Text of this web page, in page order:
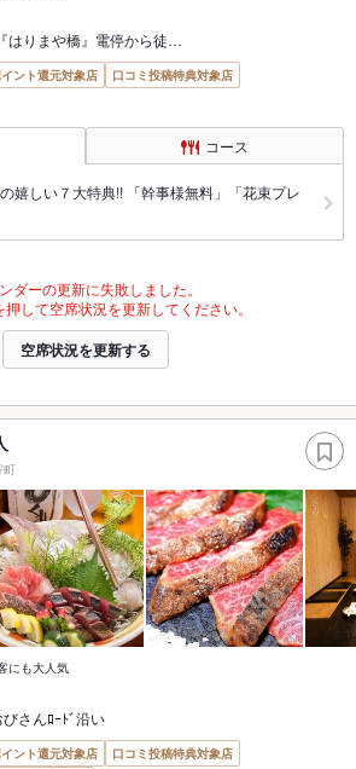
はりまや橋』電停から徒…
ント還元対象店
口コミ投稿特典対象店
コース
しい７大特典!! 「幹事様無料」「花束プレ
ダーの更新に失敗しました。
して空席状況を更新してください。
空席状況を更新する
町
にも大人気
さんﾛｰﾄﾞ沿い
ント還元対象店
口コミ投稿特典対象店